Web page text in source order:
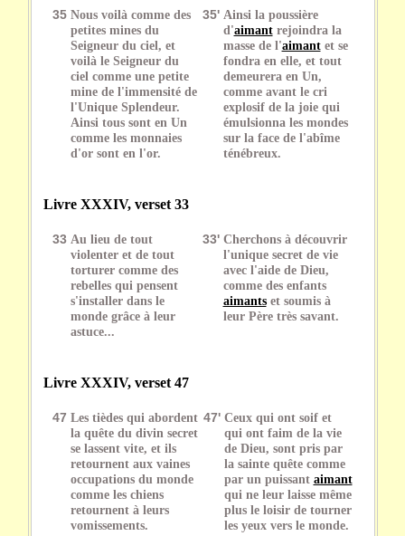
35 Nous voilà comme des
petites mines du
Seigneur du ciel, et
voilà le Seigneur du
ciel comme une petite
mine de l'immensité de
l'Unique Splendeur.
Ainsi tous sont en Un
comme les monnaies
d'or sont en l'or.
35' Ainsi la poussière
d'aimantrejoindra la
masse de l'aimantet se
fondra en elle, et tout
demeurera en Un,
comme avant le cri
explosif de la joie qui
émulsionna les mondes
sur la face de l'abîme
ténébreux.
Livre XXXIV, verset 33
33 Au lieu de tout
violenter et de tout
torturer comme des
rebelles qui pensent
s'installer dans le
monde grâce à leur
astuce...
33' Cherchons à découvrir
l'unique secret de vie
avec l'aide de Dieu,
comme des enfants
aimantset soumis à
leur Père très savant.
Livre XXXIV, verset 47
47 Les tièdes qui abordent
la quête du divin secret
se lassent vite, et ils
retournent aux vaines
occupations du monde
comme les chiens
retournent à leurs
vomissements.
47' Ceux qui ont soif et
qui ont faim de la vie
de Dieu, sont pris par
la sainte quête comme
par un puissant aimant
qui ne leur laisse même
plus le loisir de tourner
les yeux vers le monde.